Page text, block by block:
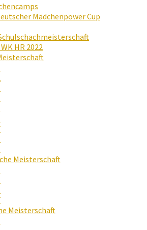
Mädchenpower Cup
WK HR 2022
Meisterschaft
Meisterschaft